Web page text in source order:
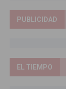
PUBLICIDAD
EL TIEMPO